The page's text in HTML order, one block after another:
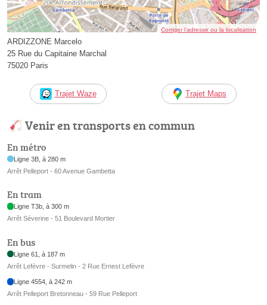
Corriger l’adresse ou la localisation
ARDIZZONE Marcelo
25 Rue du Capitaine Marchal
75020 Paris
Trajet Waze Trajet Maps
Venir en transports en commun
En métro
Ligne 3B, à 280 m
Arrêt Pelleport - 60 Avenue Gambetta
En tram
Ligne T3b, à 300 m
Arrêt Séverine - 51 Boulevard Mortier
En bus
Ligne 61, à 187 m
Arrêt Lefèvre - Surmelin - 2 Rue Ernest Lefèvre
Ligne 4554, à 242 m
Arrêt Pelleport Bretonneau - 59 Rue Pelleport